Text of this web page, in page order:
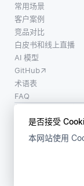
是否接受
本网站使用
常用场景
客户案例
竞品对比
白皮书和线上直播
AI 模型
GitHub
术语表
FAQ
使用条款
LF AI、LF AI &
Foundation 所有商标
版权所有 ©2026 上